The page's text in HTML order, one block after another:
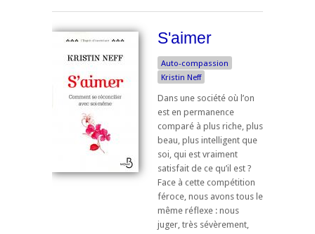
S'aimer
Auto-compassion
Kristin Neff
Dans une société où l’on
est en permanence
comparé à plus riche, plus
beau, plus intelligent que
soi, qui est vraiment
satisfait de ce qu’il est ?
Face à cette compétition
féroce, nous avons tous le
même réflexe : nous
juger, très sévèrement,